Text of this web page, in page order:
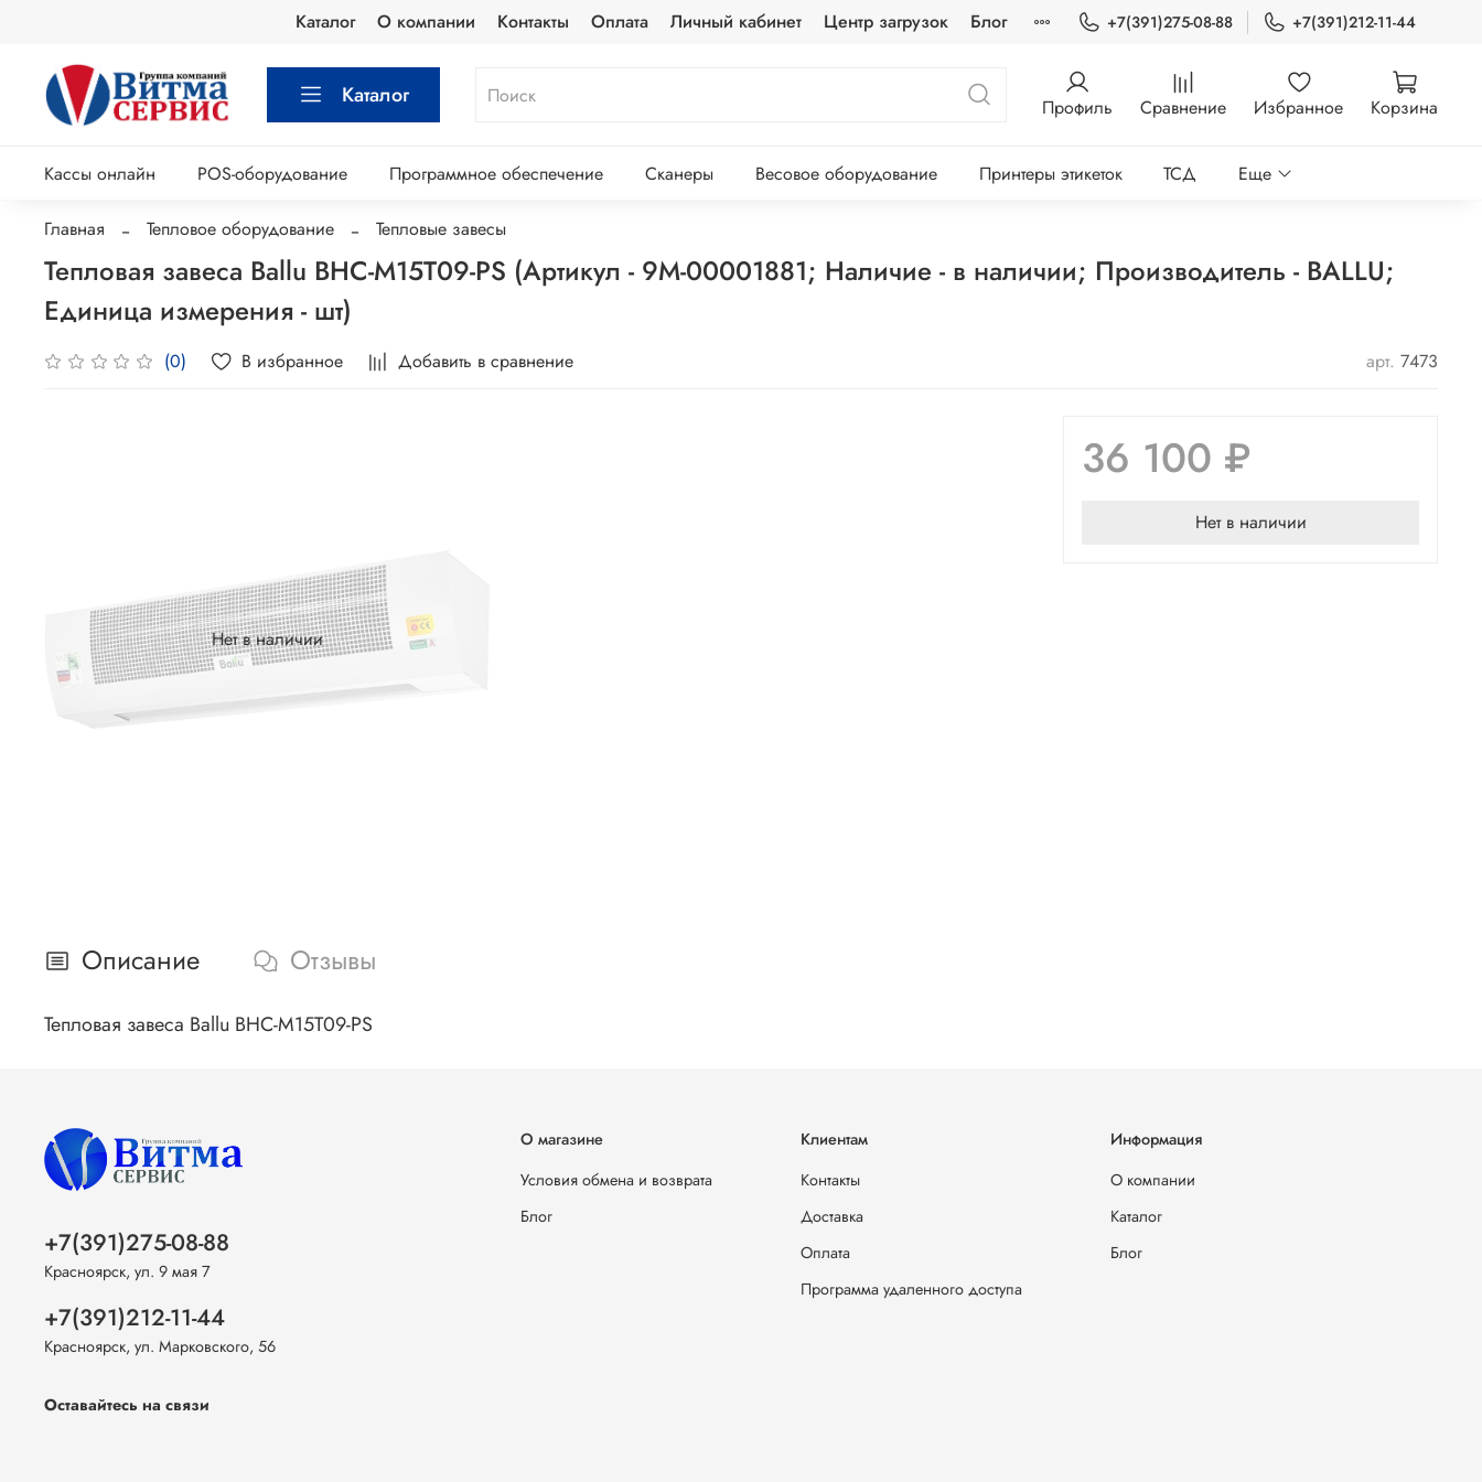
Каталог О компании Контакты Оплата Личный кабинет Центр загрузок Блог +7(391)275-08-88 +7(391)212-11-44
Каталог Профиль Сравнение Избранное Корзина
Кассы онлайн POS-оборудование Программное обеспечение Сканеры Весовое оборудование Принтеры этикеток ТСД Еще
Главная Тепловое оборудование Тепловые завесы
Тепловая завеса Ballu BHC-M15T09-PS (Артикул - 9М-00001881; Наличие - в наличии; Производитель - BALLU;
Единица измерения - шт)
(0) В избранное Добавить в сравнение арт. 7473
Нет в наличии
36 100 ₽
Нет в наличии
Описание Отзывы
Тепловая завеса Ballu BHC-M15T09-PS
О магазине
Условия обмена и возврата
Блог
Клиентам
Контакты
Доставка
Оплата
Программа удаленного доступа
Информация
О компании
Каталог
Блог
+7(391)275-08-88
Красноярск, ул. 9 мая 7
+7(391)212-11-44
Красноярск, ул. Марковского, 56
Оставайтесь на связи